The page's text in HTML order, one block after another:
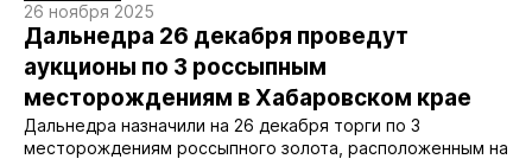
26 ноября 2025
Дальнедра 26 декабря проведут
аукционы по 3 россыпным
месторождениям в Хабаровском крае
Дальнедра назначили на 26 декабря торги по 3
месторождениям россыпного золота, расположенным на